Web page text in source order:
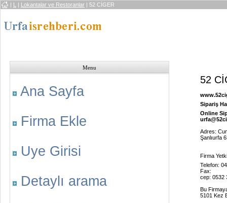
| L | Lokantalar ve Restoranlar | 52 CİGER
Menu
Ana Sayfa
Firma Ekle
Uye Girisi
Detaylı arama
52
Sipariş
Online
Adres:
Şanlıurfa
Firma
Telefon:
Fax:
cep: 0532
Bu
5101 Kez